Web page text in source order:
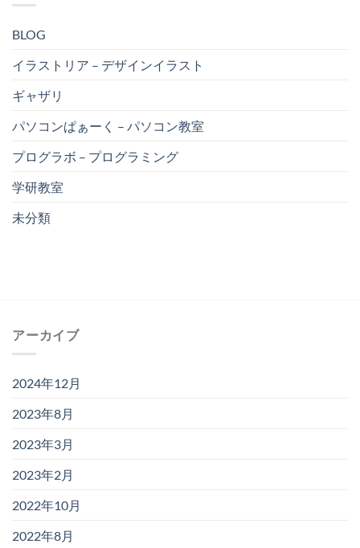
BLOG
イラストリア – デザインイラスト
ギャザリ
パソコンぱぁーく – パソコン教室
プログラボ – プログラミング
学研教室
未分類
アーカイブ
2024年12月
2023年8月
2023年3月
2023年2月
2022年10月
2022年8月